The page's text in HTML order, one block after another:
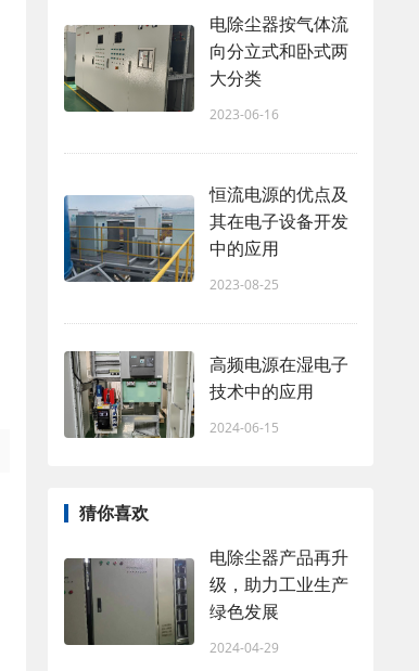
电除尘器按气体流
向分立式和卧式两
大分类
2023-06-16
恒流电源的优点及
其在电子设备开发
中的应用
2023-08-25
高频电源在湿电子
技术中的应用
2024-06-15
猜你喜欢
电除尘器产品再升
级，助力工业生产
绿色发展
2024-04-29